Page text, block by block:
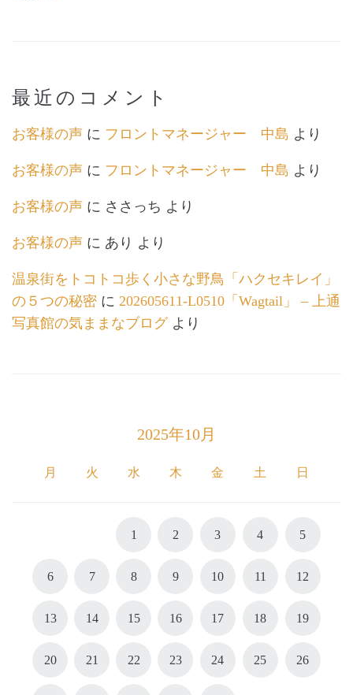
最近のコメント
お客様の声 に フロントマネージャー 中島 より
お客様の声 に フロントマネージャー 中島 より
お客様の声 に ささっち より
お客様の声 に あり より
温泉街をトコトコ歩く小さな野鳥「ハクセキレイ」
の５つの秘密 に 202605611-L0510「Wagtail」 – 上通
写真館の気ままなブログより
2025年10月
月 火 水 木 金 土 日
1 2 3 4 5
6 7 8 9 10 11 12
13 14 15 16 17 18 19
20 21 22 23 24 25 26